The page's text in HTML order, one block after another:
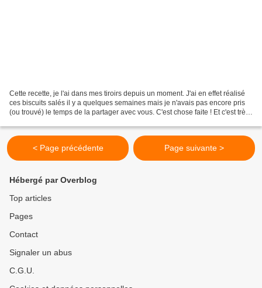
Cette recette, je l'ai dans mes tiroirs depuis un moment. J'ai en effet réalisé
ces biscuits salés il y a quelques semaines mais je n'avais pas encore pris
(ou trouvé) le temps de la partager avec vous. C'est chose faite ! Et c'est très
< Page précédente Page suivante >
Hébergé par Overblog
Top articles
Pages
Contact
Signaler un abus
C.G.U.